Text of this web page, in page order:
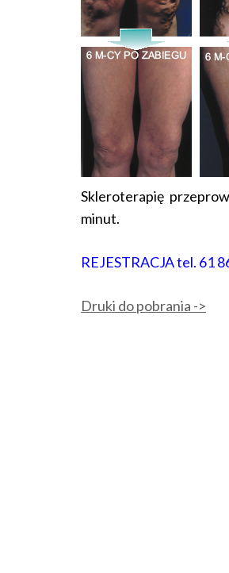
Skleroterapię
minut.
REJESTRACJA tel. 61
Druki do pobrania ->